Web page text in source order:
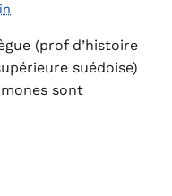
(prof d’histoire
suédoise)
sont